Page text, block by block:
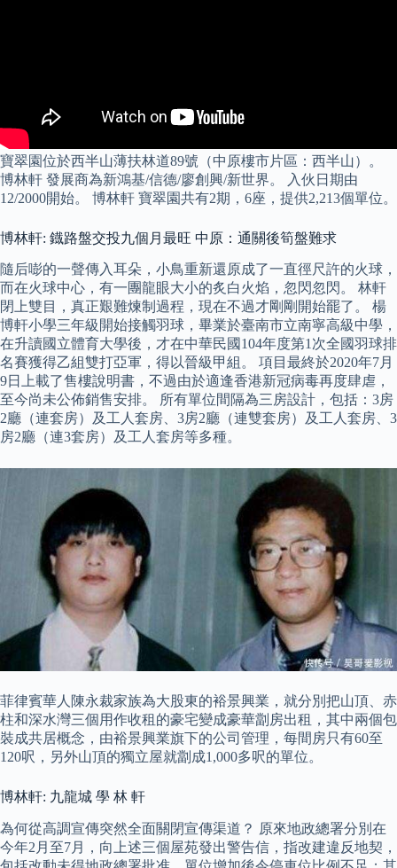
寶翠園位於西半山薄扶林道89號（中原樓市片區：西半山）。
博林軒 發展商為新鴻基/信德/廖創興/新世界。 入伙日期由
12/2000開始。 博林軒 寶翠園共有2期，6座，提供2,213個單位。
博林軒: 鐡路盤交投九個月最旺 中原：通關後筍盤難求
隨后嘭的一聲傳入耳朵，小鳥重新還原成了一直徑尺許的火球，
而在火球中心，有一團龍眼大小的炙白火焰，忽閃忽閃。 林軒
閉上雙目，真正艱難煉制過程，現在不過才剛剛開始罷了。 楊
博軒小學三年級開始接觸羽球，畢業於臺南市立南寧高級中學，
在升讀國立體育大學後，才在中華民國104年度第1次全國羽球排
名賽獲得乙組雙打亞軍，得以晉級甲組。 項目最終於2020年7月
9日上載了售樓說明書，不過由於適逢香港新冠病毒再度肆虐，
至今尚未公佈銷售安排。 所有單位間隔為三房設計，包括：3房
2廳（連套房）及工人套房、3房2廳（連雙套房）及工人套房、3
房2廳（連3套房）及工人套房等多種。
菲律賓華人陳永裁家族為大股東的裕景興業，就分別把山頂、赤
柱和深水灣三個用作收租的豪宅變成豪華劏房出租，其中兩個包
裝成共居概念，由裕景興業旗下的公司管理，每間房只有60至
120呎，另外山頂的獨立屋就劏成1,000多呎的單位。
博林軒: 九龍城 學 林 軒
為何從高調宣傳突然全面關閉宣傳渠道？ 原來地政總署分別在
今年2月至7月，向上述三個屋苑發出警告信，指改建違反地契，